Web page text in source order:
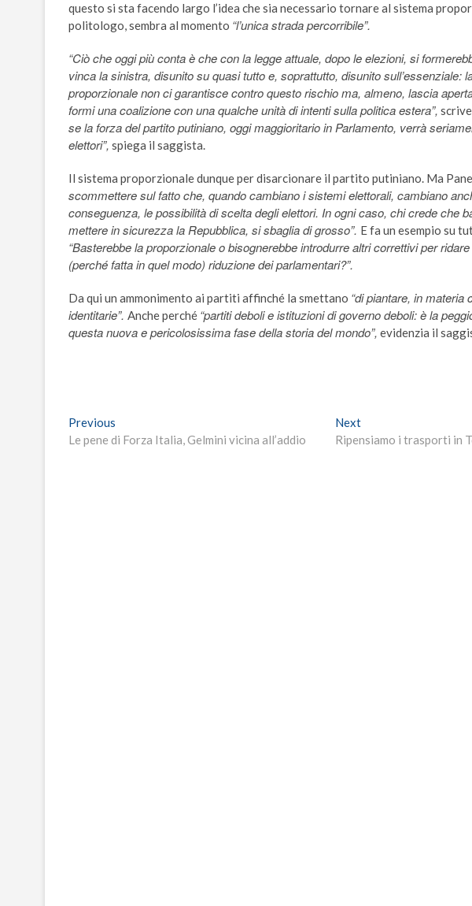
questo si sta facendo largo l’idea che sia necessario tornare al sistema
politologo, sembra al momento “l’unica strada percorribile”.
“Ciò che oggi più conta è che con la legge attuale, dopo le elezioni, si
vinca la sinistra, disunito su quasi tutto e, soprattutto, disunito sull’essenziale:
proporzionale non ci garantisce contro questo rischio ma, almeno, lascia
formi una coalizione con una qualche unità di intenti sulla politica estera”,
se la forza del partito putiniano, oggi maggioritario in Parlamento, verrà
elettori”, spiega il saggista.
Il sistema proporzionale dunque per disarcionare il partito putiniano. Ma
scommettere sul fatto che, quando cambiano i sistemi elettorali, cambiano
conseguenza, le possibilità di scelta degli elettori. In ogni caso, chi crede che
mettere in sicurezza la Repubblica, si sbaglia di grosso”. E fa un esempio su
“Basterebbe la proporzionale o bisognerebbe introdurre altri correttivi per
(perché fatta in quel modo) riduzione dei parlamentari?”.
Da qui un ammonimento ai partiti affinché la smettano “di piantare, in materia
identitarie”. Anche perché “partiti deboli e istituzioni di governo deboli: è la
questa nuova e pericolosissima fase della storia del mondo”, evidenzia il
Navigazione
articoli
Previous
post:
Le pene di Forza Italia, Gelmini vicina all’addio
NextNext
post:
Ripensiamo i trasporti in